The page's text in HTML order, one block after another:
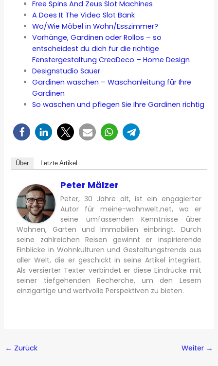
Free Spins And Zeus Slot Machines
A Does It The Video Slot Bank
Wo/Wie Möbel in Wohn/Esszimmer?
Vorhänge, Gardinen oder Rollos – so
entscheidest du dich für die richtige
Fenstergestaltung CreaDeco – Home Design
Designstudio Sauer
Gardinen waschen – Waschanleitung für Ihre
Gardinen
So waschen und pflegen Sie Ihre Gardinen richtig
Über Letzte Artikel
Peter Mälzer
Peter, 30 Jahre alt, ist ein engagierter
Autor für meine-wohnwelt.net, wo er
seine umfassenden Kenntnisse über
Wohnen, Garten und Immobilien einbringt. Durch
seine zahlreichen Reisen gewinnt er inspirierende
Einblicke in Wohnkulturen und Gestaltungstrends aus
aller Welt, die er geschickt in seine Artikel integriert.
Als versierter Texter verbindet er diese Eindrücke mit
seiner tiefgehenden Recherche, um den Lesern
einzigartige und wertvolle Perspektiven zu bieten.
← Zurück Weiter →